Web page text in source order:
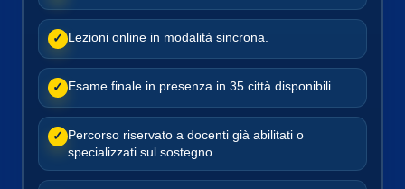
✓ Lezioni online in modalità sincrona.
✓ Esame finale in presenza in 35 città disponibili.
✓ Percorso riservato a docenti già abilitati o
specializzati sul sostegno.